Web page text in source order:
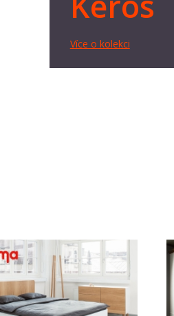
Více o kolekci